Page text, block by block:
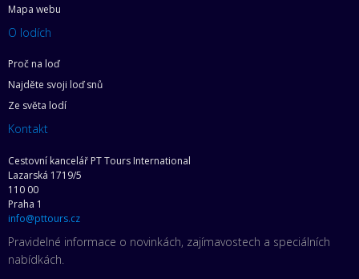
Mapa webu
O lodích
Proč na loď
Najděte svoji loď snů
Ze světa lodí
Kontakt
Cestovní kancelář PT Tours International
Lazarská 1719/5
110 00
Praha 1
info@pttours.cz
Pravidelné informace o novinkách, zajímavostech a speciálních
nabídkách.